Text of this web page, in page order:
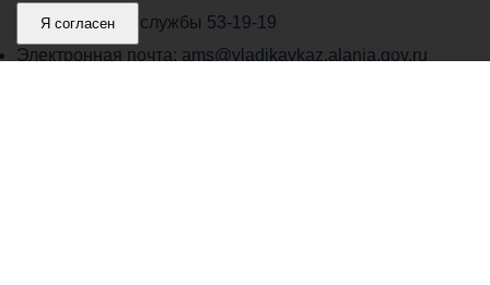
самоуправления
города
диспетчерской службы 53-19-19
Электронная почта: ams@vladikavkaz.alania.gov.ru
Я согласен